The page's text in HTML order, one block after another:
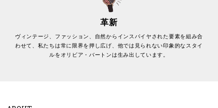
革新
ヴィンテージ、ファッション、自然からインスパイヤされた要素を組み合
わせて、私たちは常に限界を押し広げ、他では見られない印象的なスタイ
ルをオリビア・バートンは生み出しています。